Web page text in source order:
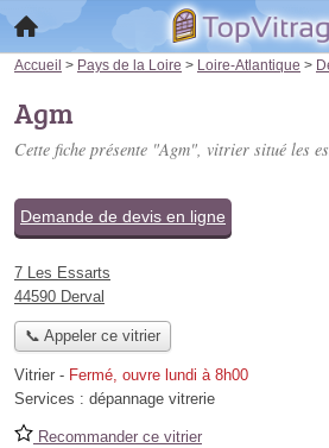
Accueil > Pays de la Loire > Loire-Atlantique >
Agm
Cette fiche présente "Agm", vitrier situé les
Demande de devis en ligne
7 Les Essarts
44590 Derval
📞 Appeler ce vitrier
Vitrier - Fermé, ouvre lundi à 8h00
Services : dépannage vitrerie
Recommander ce vitrier